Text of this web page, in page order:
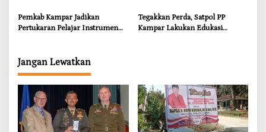
dan Kompensasi untuk Warga
Sungai Tapung
Pemkab Kampar Jadikan
Pertukaran Pelajar Instrumen
Tegakkan Perda, Satpol PP
Kampar Lakukan Edukasi
Jangan Lewatkan